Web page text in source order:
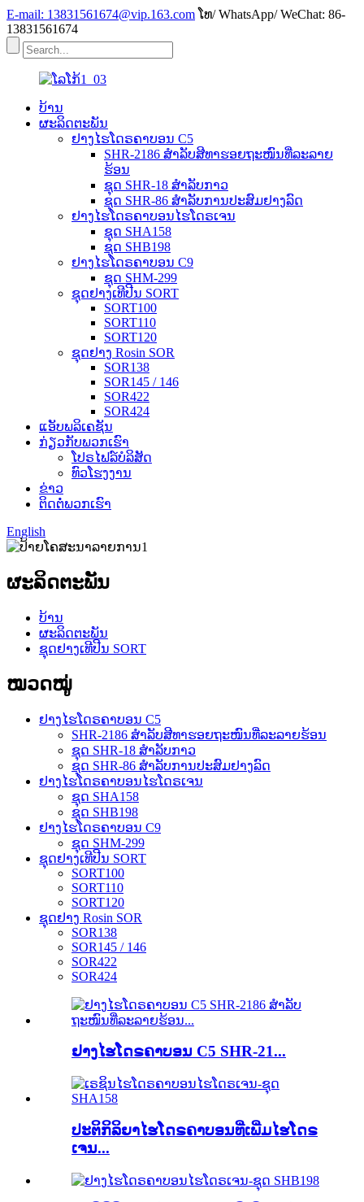
E-mail: 13831561674@vip.163.com ໂທ/ WhatsApp/ WeChat: 86-
13831561674
ບ້ານ
ຜະລິດຕະພັນ
ຢາງໄຮໂດຣຄາບອນ C5
SHR-2186 ສຳລັບສີທາຮອຍຖະໜົນທີ່ລະລາຍ
ຮ້ອນ
ຊຸດ SHR-18 ສຳລັບກາວ
ຊຸດ SHR-86 ສຳລັບການປະສົມຢາງລົດ
ຢາງໄຮໂດຣຄາບອນໄຮໂດຣເຈນ
ຊຸດ SHA158
ຊຸດ SHB198
ຢາງໄຮໂດຣຄາບອນ C9
ຊຸດ SHM-299
ຊຸດຢາງເທີປີນ SORT
SORT100
SORT110
SORT120
ຊຸດຢາງ Rosin SOR
SOR138
SOR145 / 146
SOR422
SOR424
ແອັບພລິເຄຊັນ
ກ່ຽວກັບພວກເຮົາ
ໂປຣໄຟລ໌ບໍລິສັດ
ທົວໂຮງງານ
ຂ່າວ
ຕິດຕໍ່ພວກເຮົາ
English
ຜະລິດຕະພັນ
ບ້ານ
ຜະລິດຕະພັນ
ຊຸດຢາງເທີປີນ SORT
ໝວດໝູ່
ຢາງໄຮໂດຣຄາບອນ C5
SHR-2186 ສຳລັບສີທາຮອຍຖະໜົນທີ່ລະລາຍຮ້ອນ
ຊຸດ SHR-18 ສຳລັບກາວ
ຊຸດ SHR-86 ສຳລັບການປະສົມຢາງລົດ
ຢາງໄຮໂດຣຄາບອນໄຮໂດຣເຈນ
ຊຸດ SHA158
ຊຸດ SHB198
ຢາງໄຮໂດຣຄາບອນ C9
ຊຸດ SHM-299
ຊຸດຢາງເທີປີນ SORT
SORT100
SORT110
SORT120
ຊຸດຢາງ Rosin SOR
SOR138
SOR145 / 146
SOR422
SOR424
ຢາງໄຮໂດຣຄາບອນ C5 SHR-21...
ປະຕິກິລິຍາໄຮໂດຣຄາບອນທີ່ເພີ່ມໄຮໂດຣ
ເຈນ...